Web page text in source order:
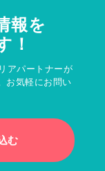
報を
！
アパートナーが
お気軽にお問い
む